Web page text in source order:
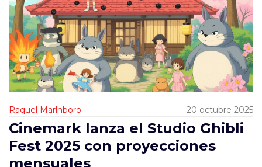
Raquel Marlhboro 20 octubre 2025
Cinemark lanza el Studio Ghibli
Fest 2025 con proyecciones
mensuales